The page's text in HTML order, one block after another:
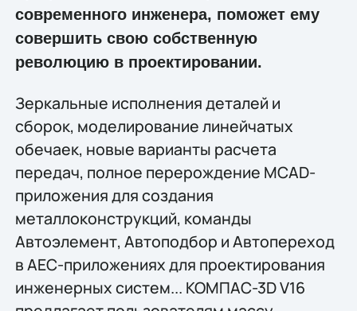
современного инженера, поможет ему
совершить свою собственную
революцию в проектировании.
Зеркальные исполнения деталей и
сборок, моделирование линейчатых
обечаек, новые варианты расчета
передач, полное перерождение MCAD-
приложения для создания
металлоконструкций, команды
Автоэлемент, Автоподбор и Автопереход
в AEC-приложениях для проектирования
инженерных систем... КОМПАС-3D V16